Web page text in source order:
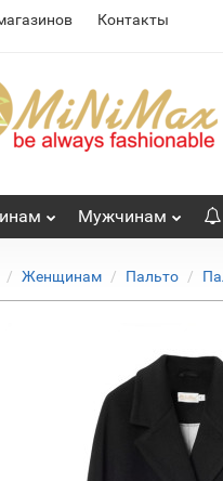
Контакты
Мужчинам
Женщинам Пальто